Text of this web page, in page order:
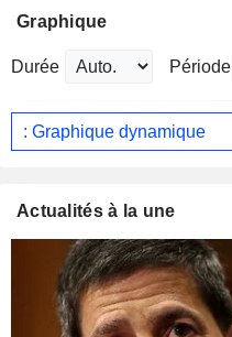
Graphique
Durée Période
: Graphique dynamique
Actualités à la une